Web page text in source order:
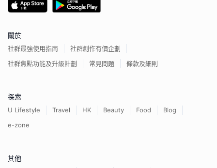
關於
社群最強使用指南
社群創作有價企劃
社群焦點功能及升級計劃
常見問題 條款及細則
探索
U Lifestyle Travel HK Beauty Food
Blog
e-zone
其他